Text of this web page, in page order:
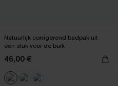
Natuurlijk corrigerend badpak uit
één stuk voor de buik
46,00 €
【AG18】2 met 10% korting